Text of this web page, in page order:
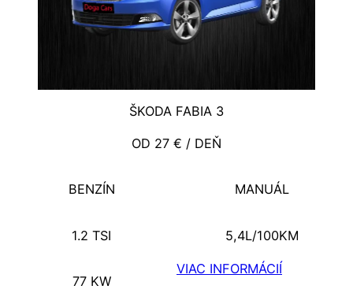
ŠKODA FABIA 3
OD 27 € / DEŇ
BENZÍN MANUÁL
1.2 TSI 5,4L/100KM
77 KW
VIAC INFORMÁCIÍ